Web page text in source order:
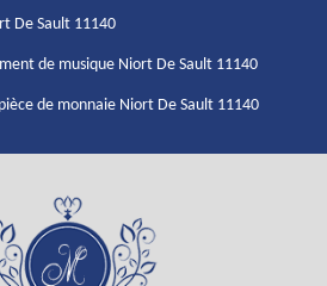
De Sault 11140
de musique Niort De Sault 11140
de monnaie Niort De Sault 11140